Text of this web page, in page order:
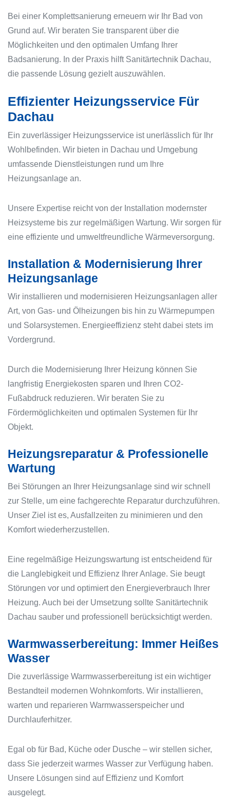
Bei einer Komplettsanierung erneuern wir Ihr Bad von
Grund auf. Wir beraten Sie transparent über die
Möglichkeiten und den optimalen Umfang Ihrer
Badsanierung. In der Praxis hilft Sanitärtechnik Dachau,
die passende Lösung gezielt auszuwählen.
Effizienter Heizungsservice Für
Dachau
Ein zuverlässiger Heizungsservice ist unerlässlich für Ihr
Wohlbefinden. Wir bieten in Dachau und Umgebung
umfassende Dienstleistungen rund um Ihre
Heizungsanlage an.
Unsere Expertise reicht von der Installation modernster
Heizsysteme bis zur regelmäßigen Wartung. Wir sorgen für
eine effiziente und umweltfreundliche Wärmeversorgung.
Installation & Modernisierung Ihrer
Heizungsanlage
Wir installieren und modernisieren Heizungsanlagen aller
Art, von Gas- und Ölheizungen bis hin zu Wärmepumpen
und Solarsystemen. Energieeffizienz steht dabei stets im
Vordergrund.
Durch die Modernisierung Ihrer Heizung können Sie
langfristig Energiekosten sparen und Ihren CO2-
Fußabdruck reduzieren. Wir beraten Sie zu
Fördermöglichkeiten und optimalen Systemen für Ihr
Objekt.
Heizungsreparatur & Professionelle
Wartung
Bei Störungen an Ihrer Heizungsanlage sind wir schnell
zur Stelle, um eine fachgerechte Reparatur durchzuführen.
Unser Ziel ist es, Ausfallzeiten zu minimieren und den
Komfort wiederherzustellen.
Eine regelmäßige Heizungswartung ist entscheidend für
die Langlebigkeit und Effizienz Ihrer Anlage. Sie beugt
Störungen vor und optimiert den Energieverbrauch Ihrer
Heizung. Auch bei der Umsetzung sollte Sanitärtechnik
Dachau sauber und professionell berücksichtigt werden.
Warmwasserbereitung: Immer Heißes
Wasser
Die zuverlässige Warmwasserbereitung ist ein wichtiger
Bestandteil modernen Wohnkomforts. Wir installieren,
warten und reparieren Warmwasserspeicher und
Durchlauferhitzer.
Egal ob für Bad, Küche oder Dusche – wir stellen sicher,
dass Sie jederzeit warmes Wasser zur Verfügung haben.
Unsere Lösungen sind auf Effizienz und Komfort
ausgelegt.